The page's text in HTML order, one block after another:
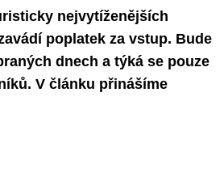
nejvytíženějších
poplatek za vstup. Bude
dnech a týká se pouze
V článku přinášíme